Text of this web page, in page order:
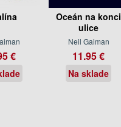
€
Oceán na konci
ulice
Neil Gaiman
11.95 €
Na sklade